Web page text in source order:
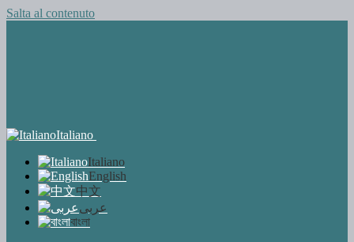
Salta al contenuto
Italiano
Italiano
English
中文
عربى
বাংলা